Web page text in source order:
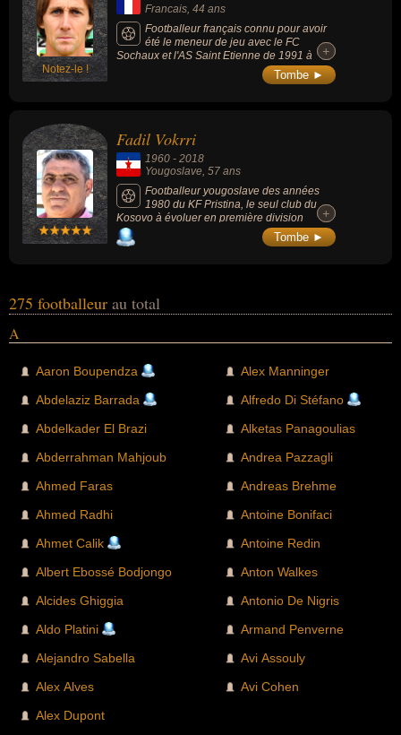
Notez-le !
Francais, 44 ans
Footballeur français connu pour avoir
été le meneur de jeu avec le FC
Sochaux et l'AS Saint Etienne de 1991 à
+
+
Tombe ►
Fadil Vokrri
1960 - 2018
Yougoslave , 57 ans
Footballeur yougoslave des années
1980 du KF Pristina, le seul club du
Kosovo à évoluer en première division
yougoslave. Artisan de la reconnaissance de
son pays par l'UEFA et la FIFA, il fut le patron
et joué en club à Fenerbahçe et en France, à
Nîmes (13 buts en 24 matches lors de la
+
+
Tombe ►
275 footballeur au total
A
Aaron Boupendza
Abdelaziz Barrada
Abdelkader El Brazi
Abderrahman Mahjoub
Ahmed Faras
Ahmed Radhi
Ahmet Calik
Albert Ebossé Bodjongo
Alcides Ghiggia
Aldo Platini
Alejandro Sabella
Alex Alves
Alex Dupont
Alex Manninger
Alfredo Di Stéfano
Alketas Panagoulias
Andrea Pazzagli
Andreas Brehme
Antoine Bonifaci
Antoine Redin
Anton Walkes
Antonio De Nigris
Armand Penverne
Avi Assouly
Avi Cohen